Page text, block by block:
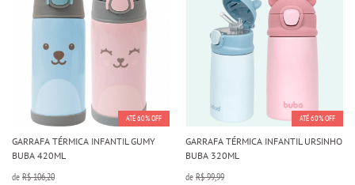
ATÉ 60% OFF
GARRAFA TÉRMICA INFANTIL GUMY
BUBA 420ML
de R$ 106,20
ATÉ 60% OFF
GARRAFA TÉRMICA INFANTIL URSINHO
BUBA 320ML
de R$ 99,99